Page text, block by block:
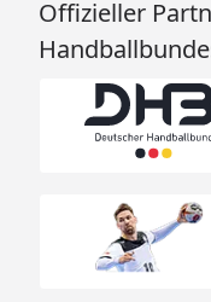
Offizieller